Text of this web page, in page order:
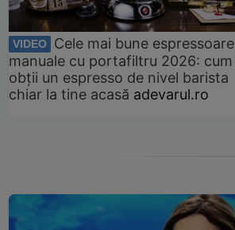
VIDEO
Cele mai bune espressoare
manuale cu portafiltru 2026: cum
obții un espresso de nivel barista
chiar la tine acasă adevarul.ro